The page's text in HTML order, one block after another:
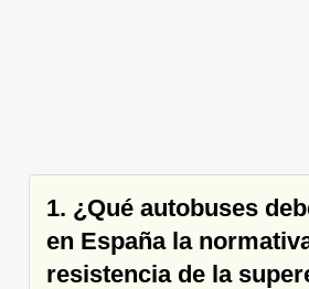
1. ¿Qué autobuses
en España la
resistencia de la